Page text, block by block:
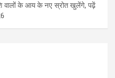
वालों के आय के नए स्रोत खुलेंगे, पढ़ें